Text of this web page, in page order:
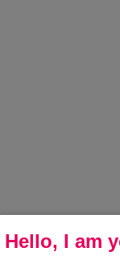
Hello, I am